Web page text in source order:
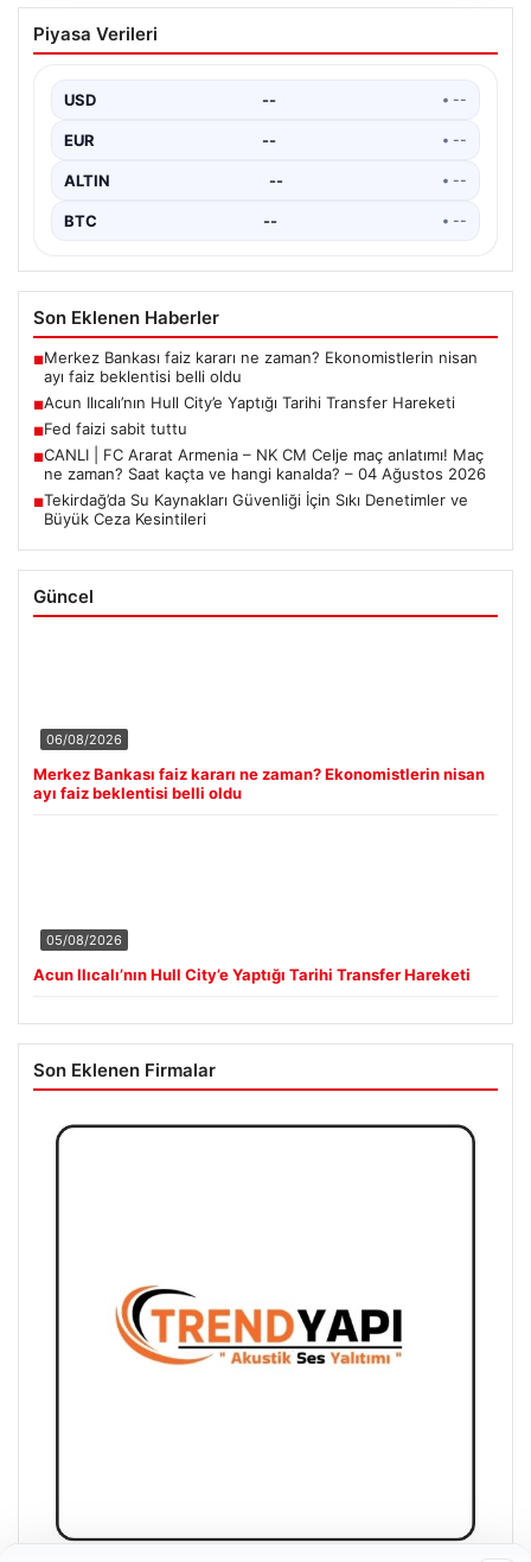
CANLI | FC Ararat Armenia – NK CM
Celje maç anlatımı! Maç ne zaman?
Ağustos 2026
Piyasa Verileri
USD -- • --
EUR -- • --
ALTIN -- • --
BTC -- • --
Son Eklenen Haberler
■Merkez Bankası faiz kararı ne zaman? Ekonomistlerin nisan
ayı faiz beklentisi belli oldu
■Acun Ilıcalı’nın Hull City’e Yaptığı Tarihi Transfer Hareketi
■Fed faizi sabit tuttu
■CANLI | FC Ararat Armenia – NK CM Celje maç anlatımı! Maç
ne zaman? Saat kaçta ve hangi kanalda? – 04 Ağustos 2026
■Tekirdağ’da Su Kaynakları Güvenliği İçin Sıkı Denetimler ve
Büyük Ceza Kesintileri
Güncel
06/08/2026
Merkez Bankası faiz kararı ne zaman? Ekonomistlerin nisan
ayı faiz beklentisi belli oldu
05/08/2026
Acun Ilıcalı’nın Hull City’e Yaptığı Tarihi Transfer Hareketi
Son Eklenen Firmalar